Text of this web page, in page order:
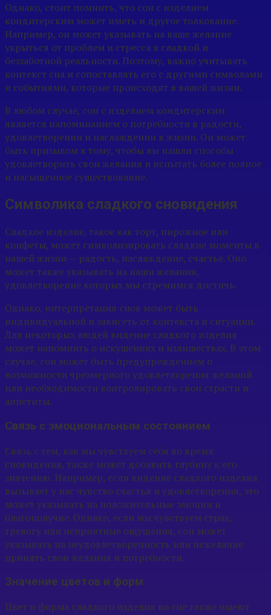
Однако, стоит помнить, что сон с изделием
кондитерским может иметь и другое толкование.
Например, он может указывать на ваше желание
укрыться от проблем и стресса в сладкой и
беззаботной реальности. Поэтому, важно учитывать
контекст сна и сопоставлять его с другими символами
и событиями, которые происходят в вашей жизни.
В любом случае, сон с изделием кондитерским
является напоминанием о потребности в радости,
удовлетворении и наслаждении в жизни. Он может
быть призывом к тому, чтобы вы нашли способы
удовлетворить свои желания и испытать более полное
и насыщенное существование.
Символика сладкого сновидения
Сладкое изделие, такое как торт, пирожное или
конфеты, может символизировать сладкие моменты в
нашей жизни — радость, наслаждение, счастье. Оно
может также указывать на наши желания,
удовлетворение которых мы стремимся достичь.
Однако, интерпретация снов может быть
индивидуальной и зависеть от контекста и ситуации.
Для некоторых людей видение сладкого изделия
может напомнить о искушениях и излишествах. В этом
случае, сон может быть предупреждением о
возможности чрезмерного удовлетворения желаний
или необходимости контролировать свои страсти и
аппетиты.
Связь с эмоциональным состоянием
Связь с тем, как мы чувствуем себя во время
сновидения, также может добавить глубину к его
значению. Например, если видение сладкого изделия
вызывает у нас чувство счастья и удовлетворения, это
может указывать на положительные эмоции и
благополучие. Однако, если мы чувствуем страх,
тревогу или неприятные ощущения, сон может
указывать на неудовлетворенность или нежелание
принять свои желания и потребности.
Значение цветов и форм
Цвет и форма сладкого изделия во сне также имеют